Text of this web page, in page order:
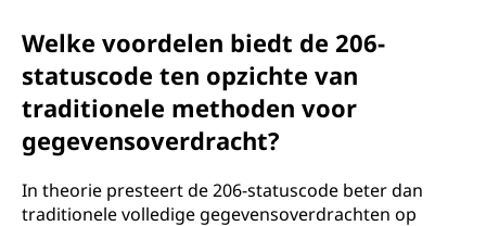
Welke voordelen biedt de 206-
statuscode ten opzichte van
traditionele methoden voor
gegevensoverdracht?
In theorie presteert de 206-statuscode beter dan
traditionele volledige gegevensoverdrachten op